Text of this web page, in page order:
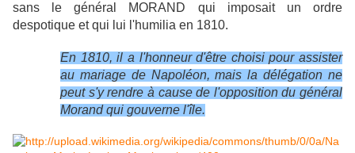
sans le général MORAND qui imposait un ordre
despotique et qui lui l'humilia en 1810.
En 1810, il a l'honneur d'être choisi pour assister
au mariage de Napoléon, mais la délégation ne
peut s'y rendre à cause de l'opposition du général
Morand qui gouverne l'île.